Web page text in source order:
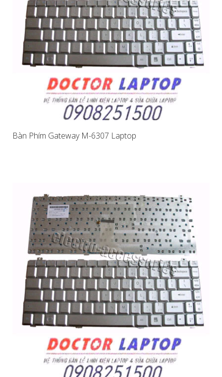
Bàn Phím Gateway M-6307 Laptop